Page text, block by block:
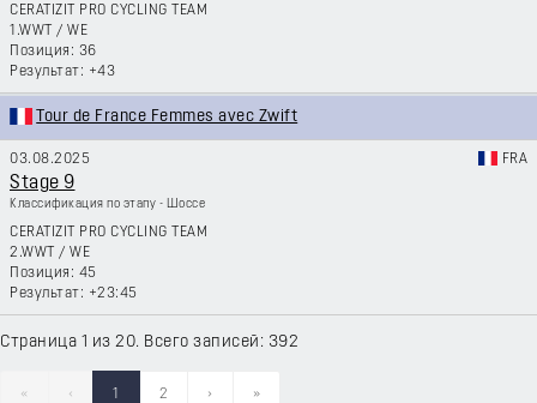
CERATIZIT PRO CYCLING TEAM
1.WWT / WE
36
+43
Tour de France Femmes avec Zwift
03.08.2025 FRA
Stage 9
Классификация по этапу - Шоссе
CERATIZIT PRO CYCLING TEAM
2.WWT / WE
45
+23:45
Страница 1 из 20. Всего записей: 392
« ‹ 1 2 › »